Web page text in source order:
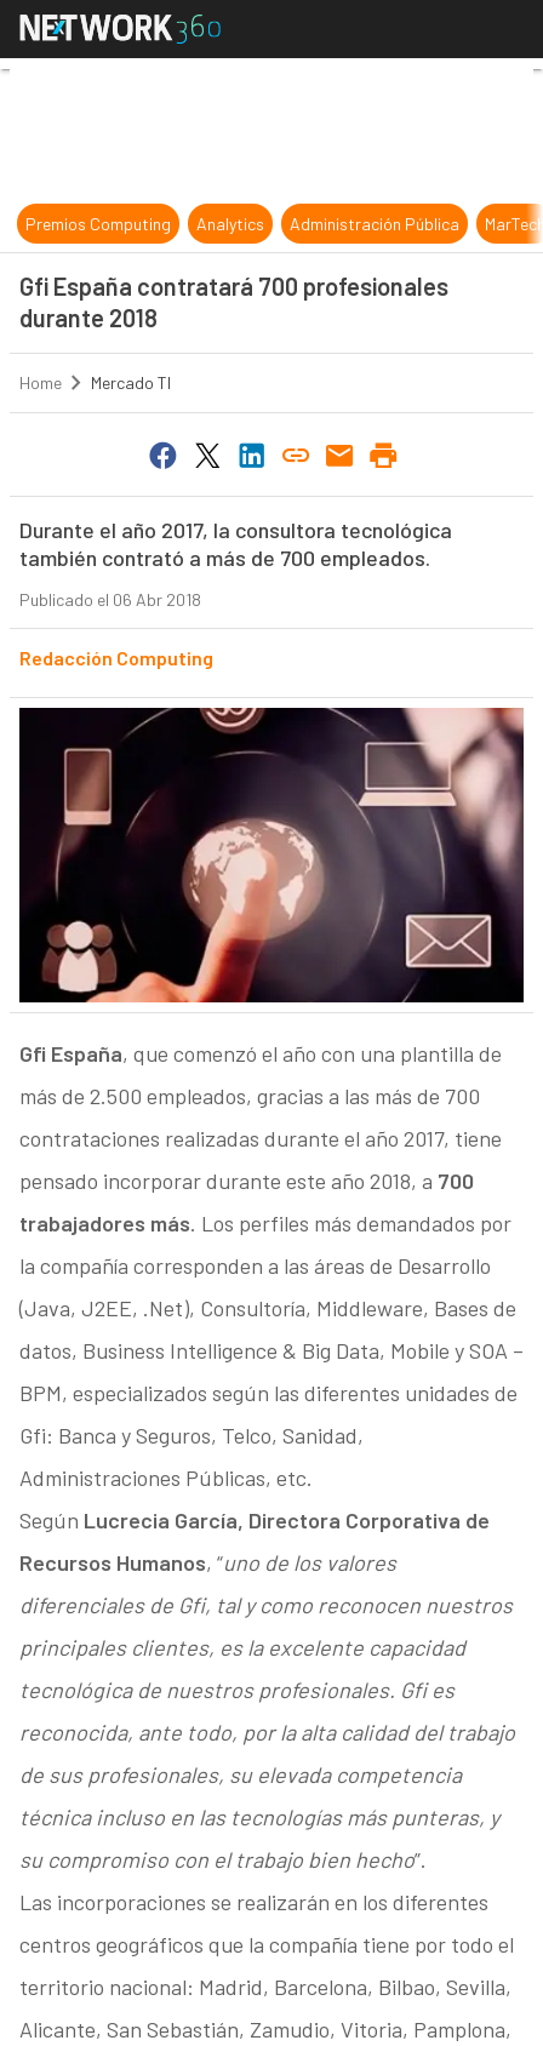
Gfi España contratará 700
Premios Computing Analytics Administración Pública
Gfi España contratará 700 profesionales
durante 2018
Home Mercado TI
Durante el año 2017, la consultora tecnológica
también contrató a más de 700 empleados.
Publicado el 06 Abr 2018
Redacción Computing
Gfi España, que comenzó el año con una plantilla de
más de 2.500 empleados, gracias a las más de 700
contrataciones realizadas durante el año 2017, tiene
pensado incorporar durante este año 2018, a 700
trabajadores más. Los perfiles más demandados por
la compañía corresponden a las áreas de Desarrollo
(Java, J2EE, .Net), Consultoría, Middleware, Bases de
datos, Business Intelligence & Big Data, Mobile y SOA –
BPM, especializados según las diferentes unidades de
Gfi: Banca y Seguros, Telco, Sanidad,
Administraciones Públicas, etc.
Según Lucrecia García, Directora Corporativa de
Recursos Humanos, “uno de los valores
diferenciales de Gfi, tal y como reconocen nuestros
principales clientes, es la excelente capacidad
tecnológica de nuestros profesionales. Gfi es
reconocida, ante todo, por la alta calidad del trabajo
de sus profesionales, su elevada competencia
técnica incluso en las tecnologías más punteras, y
su compromiso con el trabajo bien hecho”.
Las incorporaciones se realizarán en los diferentes
centros geográficos que la compañía tiene por todo el
territorio nacional: Madrid, Barcelona, Bilbao, Sevilla,
Alicante, San Sebastián, Zamudio, Vitoria, Pamplona,